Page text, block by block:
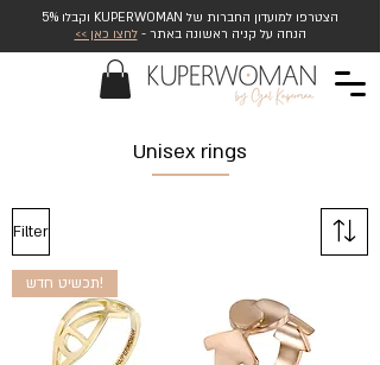
הצטרפו למועדון החברות של KUPERWOMAN וקבלו 5%
הנחה על קניה ראשונה באתר -לחצו כאן >>
Unisex rings
Filter
תכשיט חדש!